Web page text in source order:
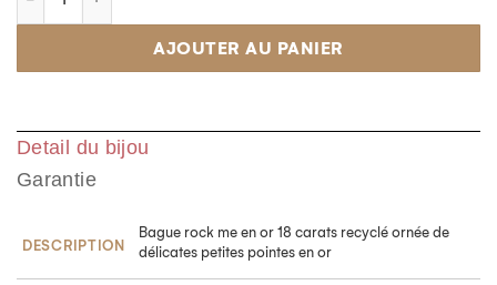
AJOUTER AU PANIER
Detail du bijou
Garantie
DESCRIPTION
Bague rock me en or 18 carats recyclé ornée de
délicates petites pointes en or